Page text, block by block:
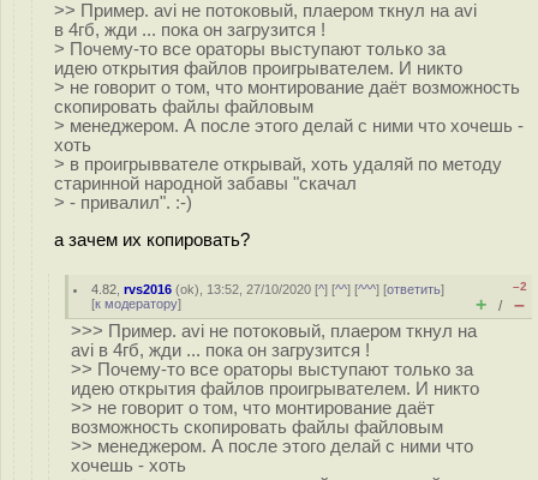
>> Пример. avi не потоковый, плаером ткнул на avi
в 4гб, жди ... пока он загрузится !
> Почему-то все ораторы выступают только за
идею открытия файлов проигрывателем. И никто
> не говорит о том, что монтирование даёт возможность
скопировать файлы файловым
> менеджером. А после этого делай с ними что хочешь -
хоть
> в проигрыввателе открывай, хоть удаляй по методу
старинной народной забавы "скачал
> - привалил". :-)
а зачем их копировать?
4.82 ,rvs2016 (ok), 13:52, 27/10/2020 [^] [^^] [^^^] [ответить]
[к модератору]
–2
+ / –
>>> Пример. avi не потоковый, плаером ткнул на
avi в 4гб, жди ... пока он загрузится !
>> Почему-то все ораторы выступают только за
идею открытия файлов проигрывателем. И никто
>> не говорит о том, что монтирование даёт
возможность скопировать файлы файловым
>> менеджером. А после этого делай с ними что
хочешь - хоть